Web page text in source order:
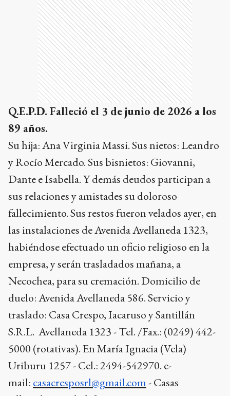
Q.E.P.D. Falleció el 3 de junio de 2026 a los
89 años.
Su hija: Ana Virginia Massi. Sus nietos: Leandro
y Rocío Mercado. Sus bisnietos: Giovanni,
Dante e Isabella. Y demás deudos participan a
sus relaciones y amistades su doloroso
fallecimiento. Sus restos fueron velados ayer, en
las instalaciones de Avenida Avellaneda 1323,
habiéndose efectuado un oficio religioso en la
empresa, y serán trasladados mañana, a
Necochea, para su cremación. Domicilio de
duelo: Avenida Avellaneda 586. Servicio y
traslado: Casa Crespo, Iacaruso y Santillán
S.R.L. Avellaneda 1323 - Tel. /Fax.: (0249) 442-
5000 (rotativas). En María Ignacia (Vela)
Uriburu 1257 - Cel.: 2494-542970. e-
mail: casacresposrl@gmail.com- Casas